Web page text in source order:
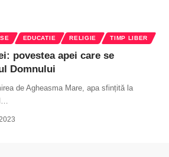
EDUCATIE RELIGIE TIMP LIBER
povestea apei care se
Domnului
de Agheasma Mare, apa sfințită la
…